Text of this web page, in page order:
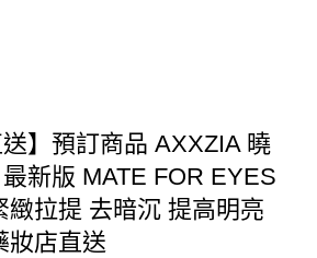
送】預訂商品 AXXZIA 曉
新版 MATE FOR EYES
緻拉提 去暗沉 提高明亮
妝店直送